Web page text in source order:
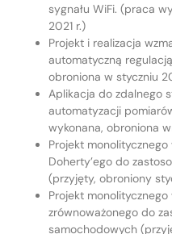
sygnału WiFi. (praca
2021 r.)
Projekt i realizacja
automatyczną
obroniona w styczniu
Aplikacja do zdalnego
automatyzacji
wykonana, obroniona
Projekt
Doherty’ego do
(przyjęty, obroniony
Projekt
zrównoważonego do
samochodowych